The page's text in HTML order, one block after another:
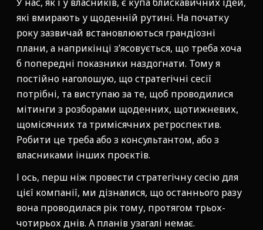
які вмирають у щоденній рутині. На початку
року зазвичай встановлюються грандіозні
плани, а наприкінці з’ясовується, що треба хоча
б попередні показники наздогнати. Тому я
постійно наголошую, що стратегічні сесії
потрібні, та виступаю за те, щоб проводилися
мітинги з розборами щоденних, щотижневих,
щомісячних та тримісячних ретроспектив.
Робити це треба або з консультантом, або з
власниками інших проєктів.
І ось, перш ніж провести стратегічну сесію для
цієї компанії, ми дізналися, що останнього разу
вона проводилася рік тому, протягом трьох-
чотирьох днів. А планів узагалі немає.